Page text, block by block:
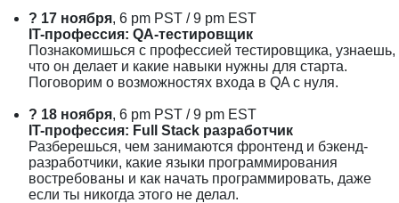
? 17 ноября, 6 pm PST / 9 pm EST
IT-профессия: QA-тестировщик
Познакомишься с профессией тестировщика, узнаешь,
что он делает и какие навыки нужны для старта.
Поговорим о возможностях входа в QA с нуля.
? 18 ноября, 6 pm PST / 9 pm EST
IT-профессия: Full Stack разработчик
Разберешься, чем занимаются фронтенд и бэкенд-
разработчики, какие языки программирования
востребованы и как начать программировать, даже
если ты никогда этого не делал.